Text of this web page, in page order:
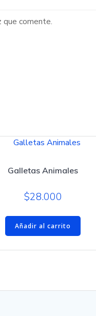
que comente.
Galletas Animales
$28.000
Añadir al carrito